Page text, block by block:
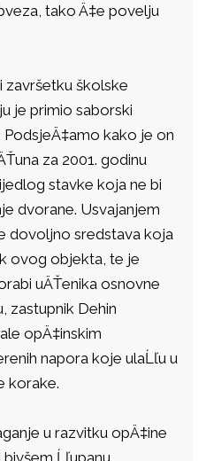
tako Ä‡e povelju
završetku školske
je primio saborski
PodsjeÄ‡amo kako je on
za 2001. godinu
stavke koja ne bi
dvorane. Usvajanjem
dovoljno sredstava koja
ovog objekta, te je
uÄŤenika osnovne
zastupnik Dehin
opÄ‡inskim
napora koje ulaĹľu u
korake.
u razvitku opÄ‡ine
bivšem Ĺľupanu